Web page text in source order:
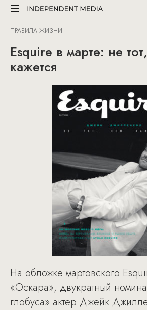
ПРАВИЛА ЖИЗНИ
Esquire в марте: не
кажется
На обложке мартовского
«Оскара», двукратный
глобуса» актер Джейк